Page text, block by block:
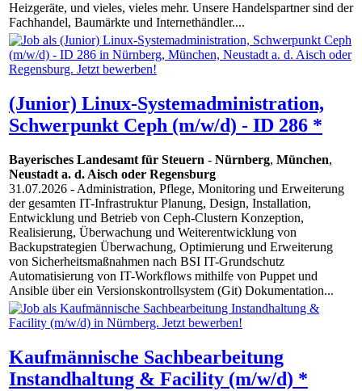
Heizgeräte, und vieles, vieles mehr. Unsere Handelspartner sind der
Fachhandel, Baumärkte und Internethändler....
(Junior) Linux-Systemadministration,
Schwerpunkt Ceph (m/w/d) - ID 286 *
Bayerisches Landesamt für Steuern - Nürnberg, München,
Neustadt a. d. Aisch oder Regensburg
31.07.2026 - Administration, Pflege, Monitoring und Erweiterung
der gesamten IT-Infrastruktur Planung, Design, Installation,
Entwicklung und Betrieb von Ceph-Clustern Konzeption,
Realisierung, Überwachung und Weiterentwicklung von
Backupstrategien Überwachung, Optimierung und Erweiterung
von Sicherheitsmaßnahmen nach BSI IT-Grundschutz
Automatisierung von IT-Workflows mithilfe von Puppet und
Ansible über ein Versionskontrollsystem (Git) Dokumentation...
Kaufmännische Sachbearbeitung
Instandhaltung & Facility (m/w/d) *